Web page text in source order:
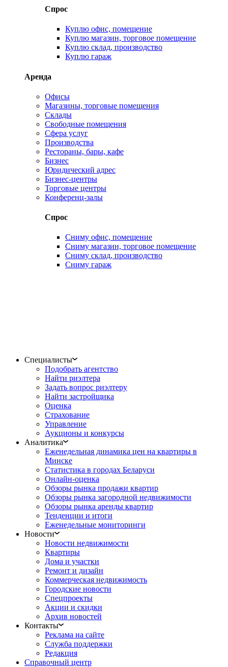
Спрос
Куплю офис, помещение
Куплю магазин, торговое помещение
Куплю склад, производство
Куплю гараж
Аренда
Офисы
Магазины, торговые помещения
Склады
Свободные помещения
Сфера услуг
Производства
Рестораны, бары, кафе
Бизнес
Юридический адрес
Бизнес-центры
Торговые центры
Конференц-залы
Спрос
Сниму офис, помещение
Сниму магазин, торговое помещение
Сниму склад, производство
Сниму гараж
Специалисты
Подобрать агентство
Найти риэлтера
Задать вопрос риэлтеру
Найти застройщика
Оценка
Страхование
Управление
Аукционы и конкурсы
Аналитика
Еженедельная динамика цен на квартиры в
Минске
Статистика в городах Беларуси
Онлайн-оценка
Обзоры рынка продажи квартир
Обзоры рынка загородной недвижимости
Обзоры рынка аренды квартир
Тенденции и итоги
Еженедельные мониторинги
Новости
Новости недвижимости
Квартиры
Дома и участки
Ремонт и дизайн
Коммерческая недвижимость
Городские новости
Спецпроекты
Акции и скидки
Архив новостей
Контакты
Реклама на сайте
Служба поддержки
Редакция
Справочный центр